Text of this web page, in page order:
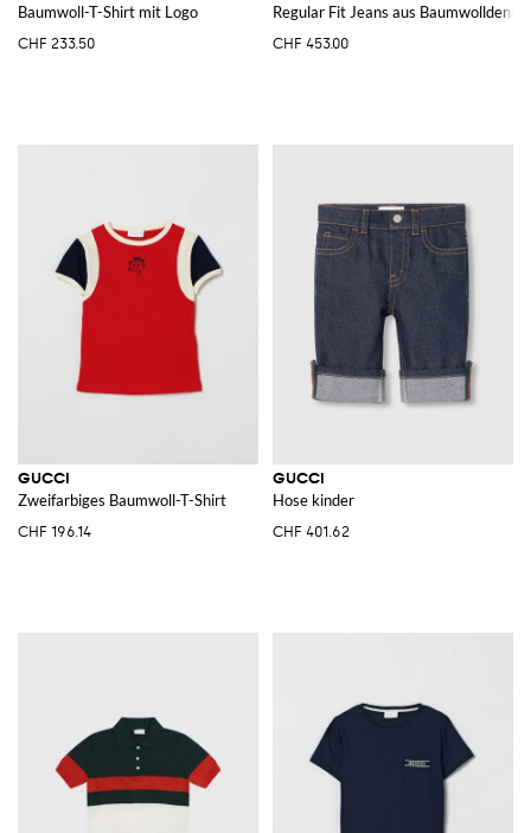
Baumwoll-T-Shirt mit Logo
CHF 233.50
Regular Fit Jeans aus Baumwolldenim
CHF 453.00
GUCCI
Zweifarbiges Baumwoll-T-Shirt
CHF 196.14
GUCCI
Hose kinder
CHF 401.62